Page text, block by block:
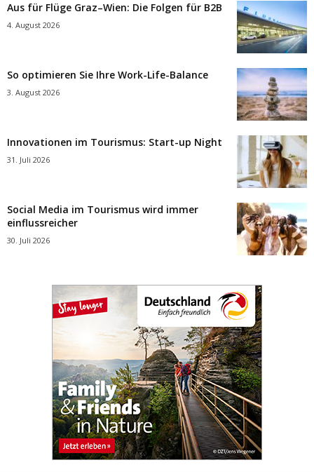
Aus für Flüge Graz–Wien: Die Folgen für B2B
4. August 2026
So optimieren Sie Ihre Work-Life-Balance
3. August 2026
Innovationen im Tourismus: Start-up Night
31. Juli 2026
Social Media im Tourismus wird immer
einflussreicher
30. Juli 2026